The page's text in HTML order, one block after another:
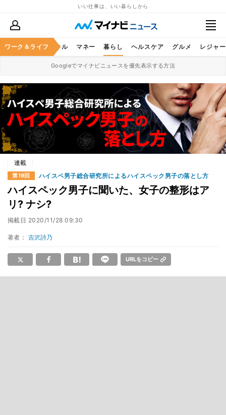
いい仕事は、いい暮らしから
ワーク＆ライフ
ア ビジネススキル マネー 暮らし ヘルスケア グルメ レジャー
Googleでマイナビニュースを優先表示する方法
連載
第19回 ハイスペ男子総合研究所によるハイスペック男子の落とし方
ハイスペック男子に聞いた、女子の整形はア
リ? ナシ?
掲載日 2020/11/28 09:30
著者： 吉沢詩乃
URLをコピー